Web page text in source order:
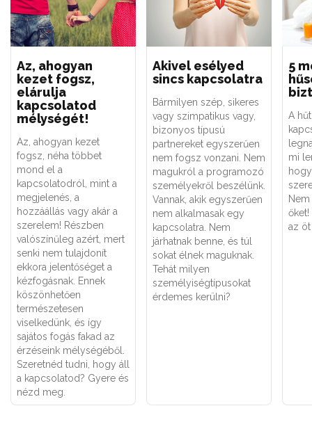
Az, ahogyan
kezet fogsz,
elárulja
kapcsolatod
mélységét!
Az, ahogyan kezet
fogsz, néha többet
mond el a
kapcsolatodról, mint a
megjelenés, a
hozzáállás vagy akár a
szerelem! Részben
valószínűleg azért, mert
senki nem tulajdonít
ekkora jelentőséget a
kézfogásnak. Ennek
köszönhetően
természetesen
viselkedünk, és így
sajátos fogás fakad az
érzéseink mélységéből.
Szeretnéd tudni, hogy áll
a kapcsolatod? Gyere és
nézd meg.
Akivel esélyed
sincs kapcsolatra
Bármilyen szép, sikeres
vagy szimpatikus vagy,
bizonyos típusú
partnereket egyszerűen
nem fogsz vonzani. Nem
magukról a programozó
személyekről beszélünk.
Vannak, akik egyszerűen
nem alkalmasak egy
kapcsolatra. Nem
járhatnak benne, és túl
sokat élnek maguknak.
Tehát milyen
személyiségtípusokat
érdemes kerülni?
5
A
mi
őket!
az